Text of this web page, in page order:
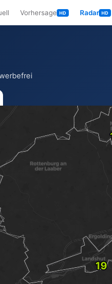
Vorhersage HD Radar HD